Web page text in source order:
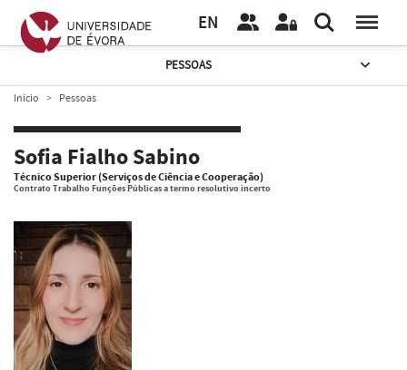
EN
PESSOAS
Início Pessoas
Sofia Fialho Sabino
Técnico Superior (Serviços de Ciência e Cooperação)
Contrato Trabalho Funções Públicas a termo resolutivo incerto